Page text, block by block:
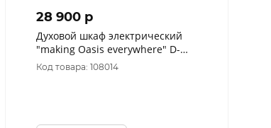
28 900 p
Духовой шкаф электрический
"making Oasis everywhere" D-
MSB
Код товара: 108014